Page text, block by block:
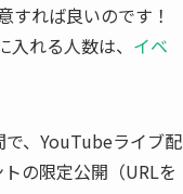
すれば良いのです！
れる人数は、 イベ
、YouTubeライブ配
の限定公開（URLを